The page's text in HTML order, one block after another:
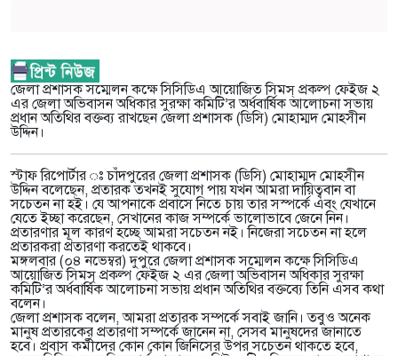
জেলা প্রশাসক সম্মেলন কক্ষে সিসিডিএ আয়োজিত সিমস্ প্রকল্প ফেইজ ২
এর জেলা অভিবাসন অধিকার সুরক্ষা কমিটি’র অর্ধবার্ষিক আলোচনা সভায়
প্রধান অতিথির বক্তব্য রাখছেন জেলা প্রশাসক (ডিসি) মোহাম্মদ মোহসীন
উদ্দিন।
স্টাফ রিপোর্টার ঃ চাঁদপুরের জেলা প্রশাসক (ডিসি) মোহাম্মদ মোহসীন
উদ্দিন বলেছেন, প্রতারক তখনই সুযোগ পায় যখন আমরা দায়িত্ববান বা
সচেতন না হই। যে আপনাকে প্রবাসে নিতে চায় তার সস্পর্কে এবং যেখানে
যেতে ইচ্ছা করেছেন, সেখানের কাজ সম্পর্কে ভালোভাবে জেনে নিন।
প্রতারণার মূল কারণ হচ্ছে আমরা সচেতন নই। নিজেরা সচেতন না হলে
প্রতারকরা প্রতারণা করতেই থাকবে।
মঙ্গলবার (০৪ নভেম্বর) দুপুরে জেলা প্রশাসক সম্মেলন কক্ষে সিসিডিএ
আয়োজিত সিমস্ প্রকল্প ফেইজ ২ এর জেলা অভিবাসন অধিকার সুরক্ষা
কমিটি’র অর্ধবার্ষিক আলোচনা সভায় প্রধান অতিথির বক্তব্যে তিনি এসব কথা
বলেন।
জেলা প্রশাসক বলেন, আমরা প্রতারক সম্পর্কে সবাই জানি। তবুও অনেক
মানুষ প্রতারকের প্রতারণা সম্পর্কে জানেন না, সেসব মানুষদের জানাতে
হবে। প্রবাস কর্মীদের কোন কোন জিনিসের উপর সচেতন থাকতে হবে,